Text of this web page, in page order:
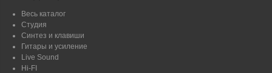
Весь каталог
Студия
Синтез и клавиши
Гитары и усиление
Live Sound
Hi-FI